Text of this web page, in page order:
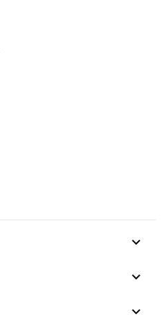
keyboard_arrow_down
keyboard_arrow_down
keyboard_arrow_down